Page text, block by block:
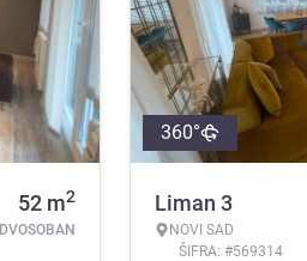
52 m2
DVOSOBAN
360°
Liman 3
NOVI SAD
ŠIFRA: #569314